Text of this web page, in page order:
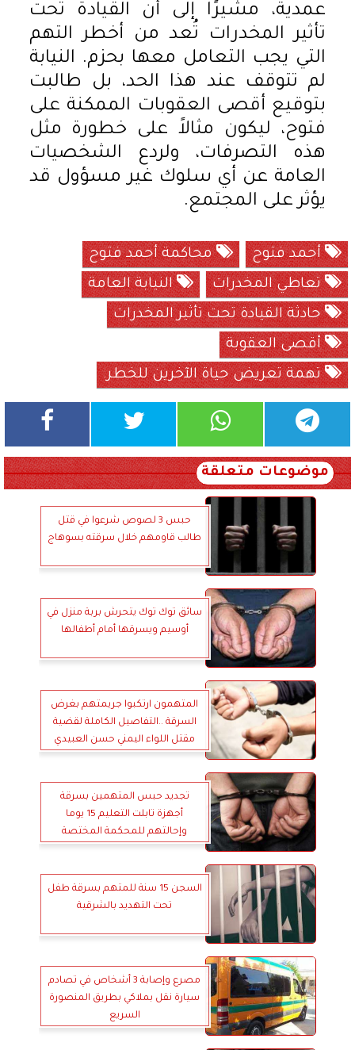
عمدية، مشيرًا إلى أن القيادة تحت
تأثير المخدرات تُعد من أخطر التهم
التي يجب التعامل معها بحزم. النيابة
لم تتوقف عند هذا الحد، بل طالبت
بتوقيع أقصى العقوبات الممكنة على
فتوح، ليكون مثالاً على خطورة مثل
هذه التصرفات، ولردع الشخصيات
العامة عن أي سلوك غير مسؤول قد
يؤثر على المجتمع.
أحمد فتوح
محاكمة أحمد فتوح
تعاطي المخدرات
النيابة العامة
حادثة القيادة تحت تأثير المخدرات
أقصى العقوبة
تهمة تعريض حياة الآخرين للخطر.
موضوعات متعلقة
حبس 3 لصوص شرعوا في قتل
طالب قاومهم خلال سرقته بسوهاج
سائق توك توك يتحرش بربة منزل في
أوسيم ويسرقها أمام أطفالها
المتهمون ارتكبوا جريمتهم بغرض
السرقة ..التفاصيل الكاملة لقضية
مقتل اللواء اليمني حسن العبيدي
تجديد حبس المتهمين بسرقة
أجهزة تابلت التعليم 15 يوما
وإحالتهم للمحكمة المختصة
السجن 15 سنة للمتهم بسرقة طفل
تحت التهديد بالشرقية
مصرع وإصابة 3 أشخاص في تصادم
سيارة نقل بملاكي بطريق المنصورة
السريع